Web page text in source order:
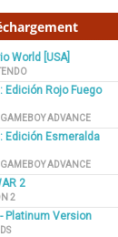
World [USA]
Edición Rojo Fuego
ADVANCE
Edición Esmeralda
ADVANCE
2
2
Platinum Version